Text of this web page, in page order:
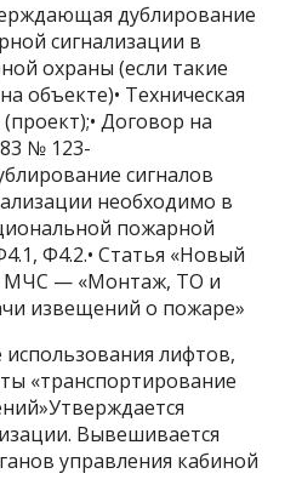
дублирование
сигнализации в
охраны (если такие
объекте)• Техническая
Договор на
83 № 123-
сигналов
необходимо в
пожарной
Ф4.2.• Статья «Новый
МЧС — «Монтаж, ТО и
извещений о пожаре»
лифтов,
«транспортирование
Вывешивается
управления кабиной